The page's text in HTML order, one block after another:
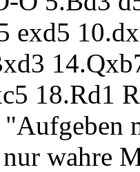
exd5
18.Rd1
"Aufgeben
wahre